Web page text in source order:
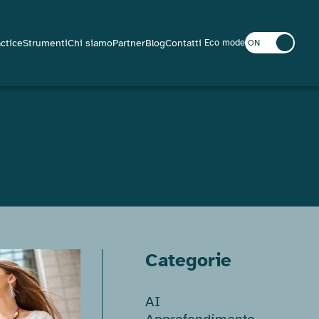
StrumentiChi siamoPartnerBlogContatti Eco mode ON OFF
Categorie
AI